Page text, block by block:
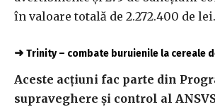
în valoare totală de 2.272.400 de lei.
➜ Trinity – combate buruienile la cereale
Aceste acţiuni fac parte din
supraveghere şi control al